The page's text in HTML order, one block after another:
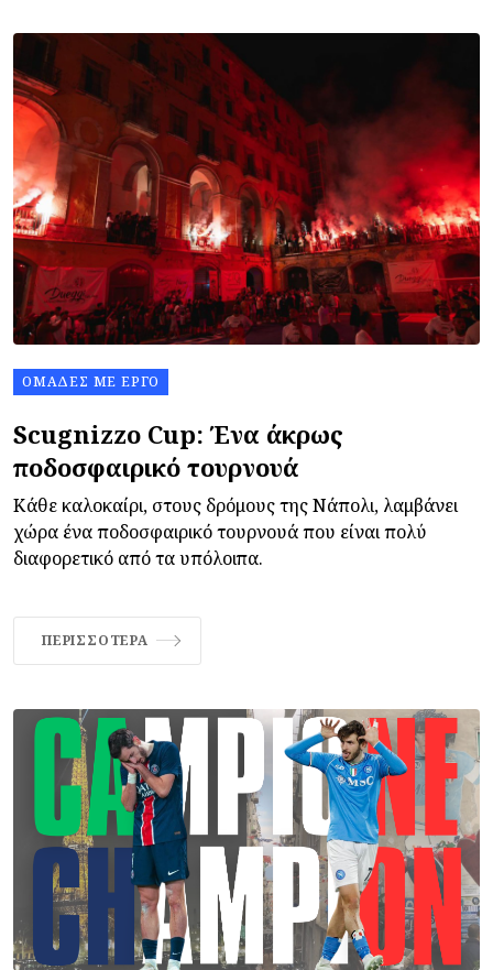
ΟΜΆΔΕΣ ΜΕ ΈΡΓΟ
Scugnizzo Cup: Ένα άκρως
ποδοσφαιρικό τουρνουά
Κάθε καλοκαίρι, στους δρόμους της Νάπολι, λαμβάνει
χώρα ένα ποδοσφαιρικό τουρνουά που είναι πολύ
διαφορετικό από τα υπόλοιπα.
ΠΕΡΙΣΣΌΤΕΡΑ